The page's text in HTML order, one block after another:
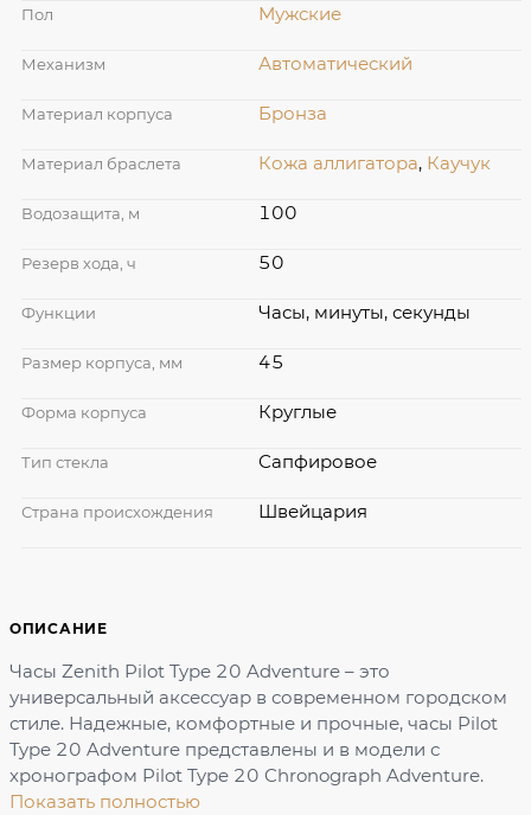
ОПИСАНИЕ
Часы Zenith Pilot Type 20 Adventure – это
универсальный аксессуар в современном городском
стиле. Надежные, комфортные и прочные, часы Pilot
Type 20 Adventure представлены и в модели с
хронографом Pilot Type 20 Chronograph Adventure.
Показать полностью
Пол Мужские
Механизм Автоматический
Материал корпуса Бронза
Материал браслета Кожа аллигатора, Каучук
Водозащита, м 100
Резерв хода, ч 50
Функции Часы, минуты, секунды
Размер корпуса, мм 45
Форма корпуса Круглые
Тип стекла Сапфировое
Страна происхождения Швейцария